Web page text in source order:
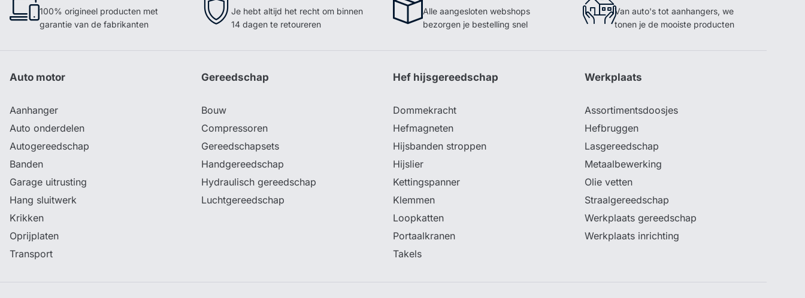
100% origineel producten met
garantie van de fabrikanten
Je hebt altijd het recht om binnen
14 dagen te retoureren
Alle aangesloten webshops
bezorgen je bestelling snel
Van auto's tot aanhangers, we
tonen je de mooiste producten
Auto motor
Aanhanger
Auto onderdelen
Autogereedschap
Banden
Garage uitrusting
Hang sluitwerk
Krikken
Oprijplaten
Transport
Gereedschap
Bouw
Compressoren
Gereedschapsets
Handgereedschap
Hydraulisch gereedschap
Luchtgereedschap
Hef hijsgereedschap
Dommekracht
Hefmagneten
Hijsbanden stroppen
Hijslier
Kettingspanner
Klemmen
Loopkatten
Portaalkranen
Takels
Werkplaats
Assortimentsdoosjes
Hefbruggen
Lasgereedschap
Metaalbewerking
Olie vetten
Straalgereedschap
Werkplaats gereedschap
Werkplaats inrichting